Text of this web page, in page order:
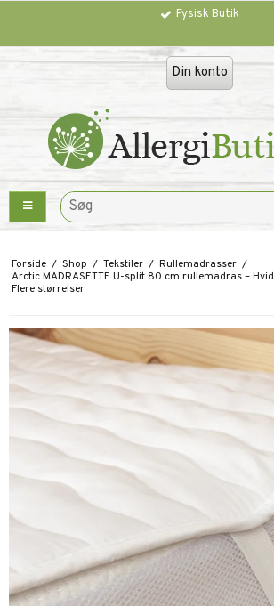
Fysisk Butik
Trustpilot
Din konto
Forside / Shop / Tekstiler / Rullemadrasser /
Arctic MADRASETTE U-split 80 cm rullemadras –
Flere størrelser